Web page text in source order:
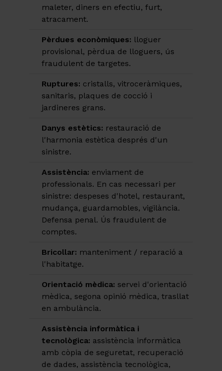
maleter, diners en efectiu, furt,
atracament.
Pèrdues econòmiques: lloguer
provisional, pèrdua de lloguers, ús
fraudulent de targetes.
Ruptures: cristalls, vitroceràmiques,
sanitaris, plaques de cocció i
jardineres grans.
Danys estètics: restauració de
l'harmonia estètica després d'un
sinistre.
Assistència: enviament de
professionals. En cas necessari per
sinistre: despeses d'hotel, restaurant,
mudança, guardamobles, vigilància.
Defensa penal. Ús fraudulent de
comptes.
Bricollar: manteniment / reparació a
l'habitatge.
Orientació mèdica: servei d'orientació
mèdica, segona opinió mèdica, trasllat
en ambulància.
Assistència informàtica i
tecnològica: assistència informàtica
amb còpia de seguretat, recuperació
de dades, assistència tecnològica,